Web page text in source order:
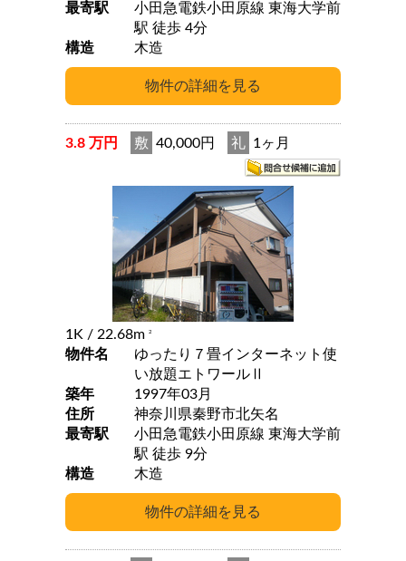
最寄駅
小田急電鉄小田原線 東海大学前
駅 徒歩 4分
構造
木造
3.8 万円 敷 40,000円 礼 1ヶ月
1K / 22.68m 2
物件名
ゆったり７畳インターネット使
い放題エトワールⅡ
築年
1997年03月
住所
神奈川県秦野市北矢名
最寄駅
小田急電鉄小田原線 東海大学前
駅 徒歩 9分
構造
木造